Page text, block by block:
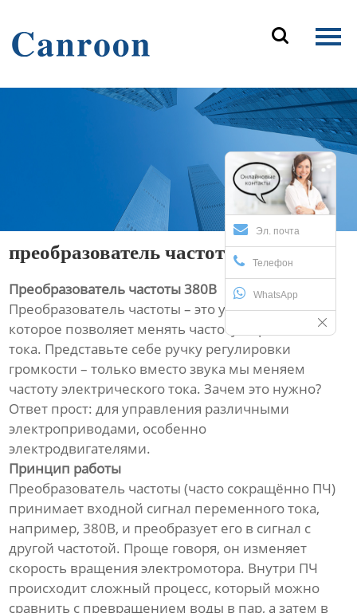

Продукция
Эл. почта
Телефон
WhatsApp
преобразователь частоты 380в
Преобразователь частоты 380В
Преобразователь частоты – это устройство,
которое позволяет менять частоту переменного
тока. Представьте себе ручку регулировки
громкости – только вместо звука мы меняем
частоту электрического тока. Зачем это нужно?
Ответ прост: для управления различными
электроприводами, особенно
электродвигателями.
Принцип работы
Преобразователь частоты (часто сокращённо ПЧ)
принимает входной сигнал переменного тока,
например, 380В, и преобразует его в сигнал с
другой частотой. Проще говоря, он изменяет
скорость вращения электромотора. Внутри ПЧ
происходит сложный процесс, который можно
сравнить с превращением воды в пар, а затем в